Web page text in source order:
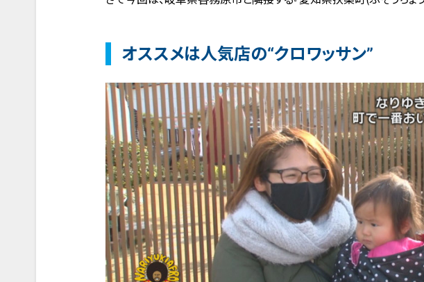
オススメは人気店の“クロワッサン”